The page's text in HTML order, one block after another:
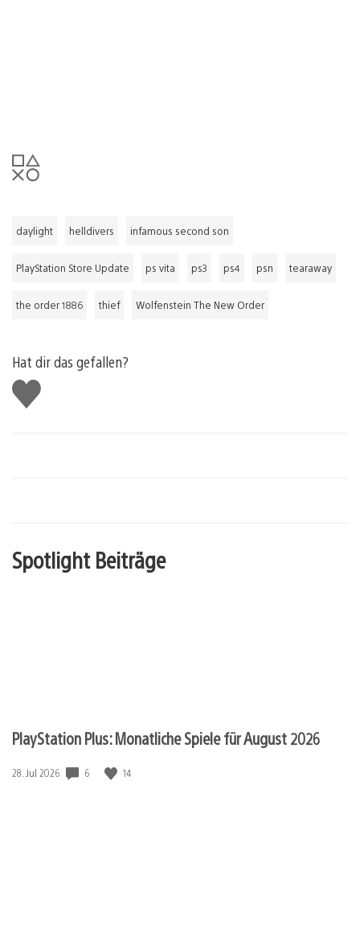
daylight helldivers infamous second son
PlayStation Store Update ps vita ps3 ps4 psn tearaway
the order 1886 thief Wolfenstein The New Order
Hat dir das gefallen?
Gefällt
mir
Spotlight Beiträge
PlayStation Plus: Monatliche Spiele für August 2026
Veröffentlichungsdatum:
28. Jul 2026 6 14